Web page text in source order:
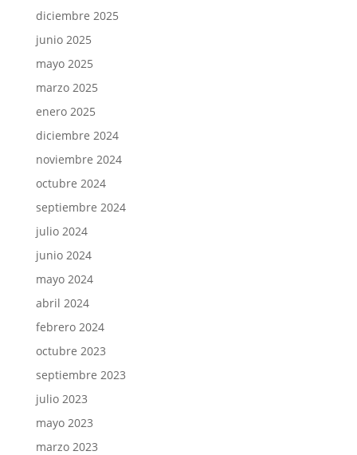
diciembre 2025
junio 2025
mayo 2025
marzo 2025
enero 2025
diciembre 2024
noviembre 2024
octubre 2024
septiembre 2024
julio 2024
junio 2024
mayo 2024
abril 2024
febrero 2024
octubre 2023
septiembre 2023
julio 2023
mayo 2023
marzo 2023